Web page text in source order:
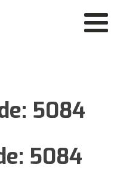
5084
5084